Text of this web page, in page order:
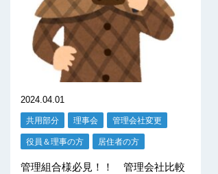
2024.04.01
共用部分 理事会 管理会社変更
役員＆理事の方 居住者の方
管理組合様必見！！ 管理会社比較